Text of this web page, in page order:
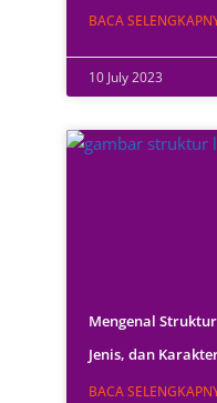
BACA
10 July 2023
Mengenal
Jenis, dan
BACA